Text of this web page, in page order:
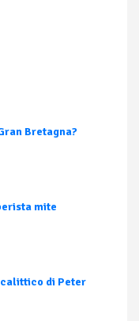
Bretagna?
mite
di Peter